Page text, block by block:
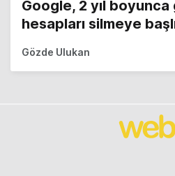
Google, 2 yıl boyunca
hesapları silmeye
Gözde Ulukan